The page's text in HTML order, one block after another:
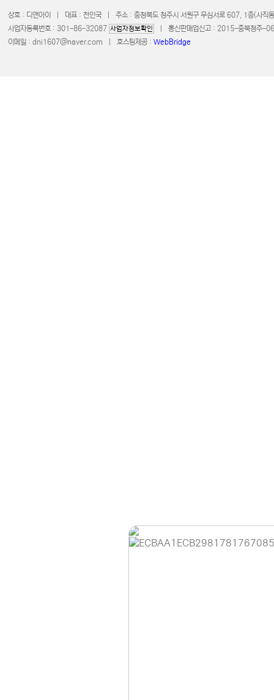
상호 : 디앤아이 | 대표 : 천인국 | 주소 : 충청북도 청주시 서원구 무심서로 607, 1층(사직
사업자등록번호 : 301-86-32087 사업자정보확인
| 통신판매업신고 : 2015-충북청
이메일 : dni1607@naver.com | 호스팅제공 : WebBridge